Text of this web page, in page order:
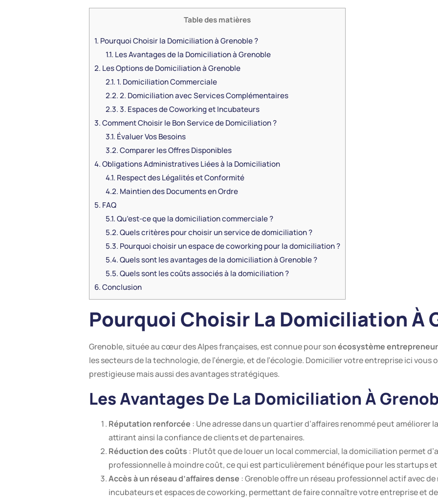
Table des matières
1. Pourquoi Choisir la Domiciliation à Grenoble ?
1.1. Les Avantages de la Domiciliation à Grenoble
2. Les Options de Domiciliation à Grenoble
2.1. 1. Domiciliation Commerciale
2.2.2. Domiciliation avec Services Complémentaires
2.3.3. Espaces de Coworking et Incubateurs
3.Comment Choisir le Bon Service de Domiciliation ?
3.1. Évaluer Vos Besoins
3.2.Comparer les Offres Disponibles
4.Obligations Administratives Liées à la Domiciliation
4.1. Respect des Légalités et Conformité
4.2. Maintien des Documents en Ordre
5. FAQ
5.1.Qu’est-ce que la domiciliation commerciale ?
5.2.Quels critères pour choisir un service de domiciliation ?
5.3. Pourquoi choisir un espace de coworking pour la domiciliation ?
5.4.Quels sont les avantages de la domiciliation à Grenoble ?
5.5.Quels sont les coûts associés à la domiciliation ?
6.Conclusion
Pourquoi Choisir La Domiciliation À
Grenoble, située au cœur des Alpes françaises, est connue pour sonécosystème
les secteurs de la technologie, de l’énergie, et de l’écologie. Domicilier votre entreprise ici vous
prestigieuse mais aussi des avantages stratégiques.
Les Avantages De La Domiciliation À
Réputation renforcée : Une adresse dans un quartier d’affaires renommé peut améliorer
attirant ainsi la confiance de clients et de partenaires.
Réduction des coûts : Plutôt que de louer un local commercial, la domiciliation permet
professionnelle à moindre coût, ce qui est particulièrement bénéfique pour les startups
Accès à un réseau d’affaires dense : Grenoble offre un réseau professionnel actif avec
incubateurs et espaces de coworking, permettant de faire connaître votre entreprise et